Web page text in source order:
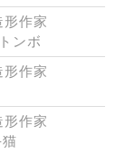
作家
ンボ
作家
作家